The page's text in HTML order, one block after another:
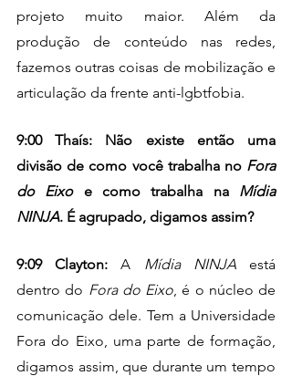
projeto muito maior. Além da
produção de conteúdo nas redes,
fazemos outras coisas de mobilização e
articulação da frente anti-lgbtfobia.
9:00 Thaís: Não existe então uma
divisão de como você trabalha no Fora
do Eixo e como trabalha na Mídia
NINJA. É agrupado, digamos assim?
9:09 Clayton: A Mídia NINJA está
dentro do Fora do Eixo , é o núcleo de
comunicação dele. Tem a Universidade
Fora do Eixo, uma parte de formação,
digamos assim, que durante um tempo